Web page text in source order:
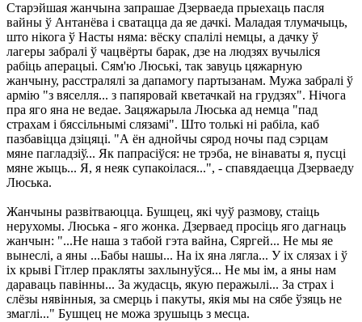
Старэйшая жанчына запрашае Дзерваеда прыехаць пасля
вайны ў Антанёва і сватацца да яе дачкі. Маладая тлумачыць,
што нікога ў Насты няма: вёску спалілі немцы, а дачку ў
лагеры забралі ў чацвёрты барак, дзе на людзях вучыліся
рабіць аперацыі. Сям'ю Люські, так завуць цяжарную
жанчыну, расстралялі за дапамогу партызанам. Мужа забралі ў
армію "з вяселля... з папяровай кветачкай на грудзях". Нічога
пра яго яна не ведае. Зацяжарыла Люська ад немца "пад
страхам і бяссільнымі слязамі". Што толькі ні рабіла, каб
пазбавіцца дзіцяці. "А ён аднойчы сярод ночы пад сэрцам
мяне пагладзіў... Як папрасіўся: не трэба, не вінаваты я, пусці
мяне жыць... Я, я неяк супакоілася...", - спавядаецца Дзерваеду
Люська.
Жанчыны развітваюцца. Бушцец, які чуў размову, стаіць
нерухомы. Люська - яго жонка. Дзерваед просіць яго дагнаць
жанчын: "...Не наша з табой гэта вайна, Сяргей... Не мы яе
вынеслі, а яны ...Бабы нашы... На іх яна лягла... У іх слязах і ў
іх крыві Гітлер пракляты захлынуўся... Не мы ім, а яны нам
дараваць павінны... За жудасць, якую перажылі... За страх і
слёзы нявінныя, за смерць і пакуты, якія мы на сябе ўзяць не
змаглі..." Бушцец не можа зрушыць з месца.